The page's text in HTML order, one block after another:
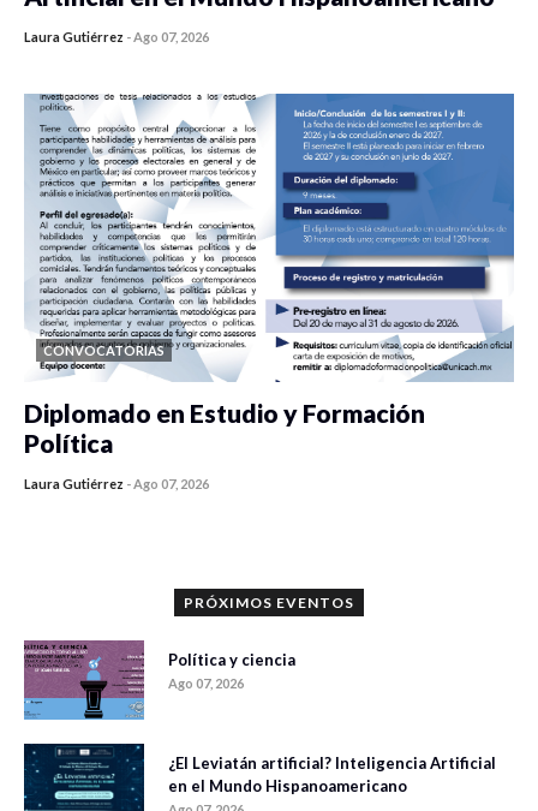
Laura Gutiérrez -Ago 07, 2026
CONVOCATORIAS
Diplomado en Estudio y Formación
Política
Laura Gutiérrez -Ago 07, 2026
PRÓXIMOS EVENTOS
Política y ciencia
Ago 07, 2026
¿El Leviatán artificial? Inteligencia Artificial
en el Mundo Hispanoamericano